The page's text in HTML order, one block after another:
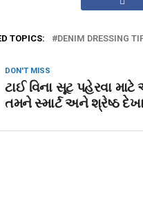
TOPICS: DENIM DRESSING
DON'T MISS
ટાઈ વિના સૂટ પહેરવા
તમને સ્માર્ટ અને શ્રેષ્ઠ